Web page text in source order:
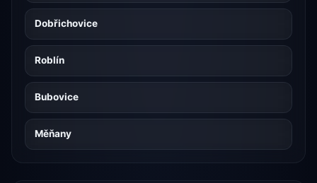
Dobřichovice
Roblín
Bubovice
Měňany